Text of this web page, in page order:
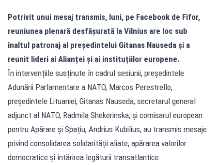
Potrivit unui mesaj transmis, luni, pe Facebook de Fifor,
reuniunea plenară desfășurată la Vilnius are loc sub
înaltul patronaj al președintelui Gitanas Nauseda și a
reunit lideri ai Alianței și ai instituțiilor europene.
În intervențiile susținute în cadrul sesiunii, președintele
Adunării Parlamentare a NATO, Marcos Perestrello,
președintele Lituaniei, Gitanas Nauseda, secretarul general
adjunct al NATO, Radmila Shekerinska, și comisarul european
pentru Apărare și Spațiu, Andrius Kubilius, au transmis mesaje
privind consolidarea solidarității aliate, apărarea valorilor
democratice și întărirea legăturii transatlantice.